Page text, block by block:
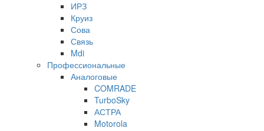
ИРЗ
Круиз
Сова
Связь
Mdi
Профессиональные
Аналоговые
COMRADE
TurboSky
АСТРА
Motorola